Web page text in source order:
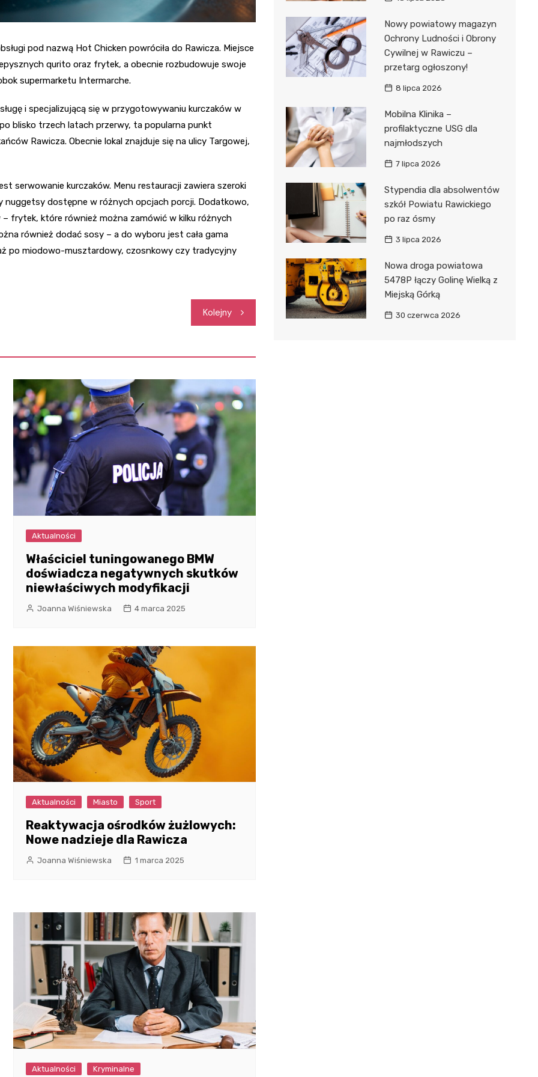
pod nazwą Hot Chicken powróciła do Rawicza. Miejsce
qurito oraz frytek, a obecnie rozbudowuje swoje
supermarketu Intermarche.
i specjalizującą się w przygotowywaniu kurczaków w
blisko trzech latach przerwy, ta popularna punkt
Rawicza. Obecnie lokal znajduje się na ulicy Targowej,
serwowanie kurczaków. Menu restauracji zawiera szeroki
nuggetsy dostępne w różnych opcjach porcji. Dodatkowo,
frytek, które również można zamówić w kilku różnych
również dodać sosy – a do wyboru jest cała gama
po miodowo-musztardowy, czosnkowy czy tradycyjny
Kolejny
Aktualności
Właściciel tuningowanego BMW
doświadcza negatywnych skutków
niewłaściwych modyfikacji
Joanna Wiśniewska 4 marca 2025
Aktualności Miasto Sport
Reaktywacja ośrodków żużlowych:
Nowe nadzieje dla Rawicza
Joanna Wiśniewska 1 marca 2025
Aktualności Kryminalne
Nowy powiatowy magazyn
Ochrony Ludności i Obrony
Cywilnej w Rawiczu –
przetarg ogłoszony!
8 lipca 2026
Mobilna Klinika –
profilaktyczne USG dla
najmłodszych
7 lipca 2026
Stypendia dla absolwentów
szkół Powiatu Rawickiego
po raz ósmy
3 lipca 2026
Nowa droga powiatowa
5478P łączy Golinę Wielką z
Miejską Górką
30 czerwca 2026